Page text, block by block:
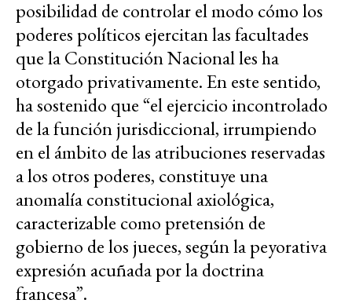
posibilidad de controlar el modo cómo los
poderes políticos ejercitan las facultades
que la Constitución Nacional les ha
otorgado privativamente. En este sentido,
ha sostenido que “el ejercicio incontrolado
de la función jurisdiccional, irrumpiendo
en el ámbito de las atribuciones reservadas
a los otros poderes, constituye una
anomalía constitucional axiológica,
caracterizable como pretensión de
gobierno de los jueces, según la peyorativa
expresión acuñada por la doctrina
francesa”.